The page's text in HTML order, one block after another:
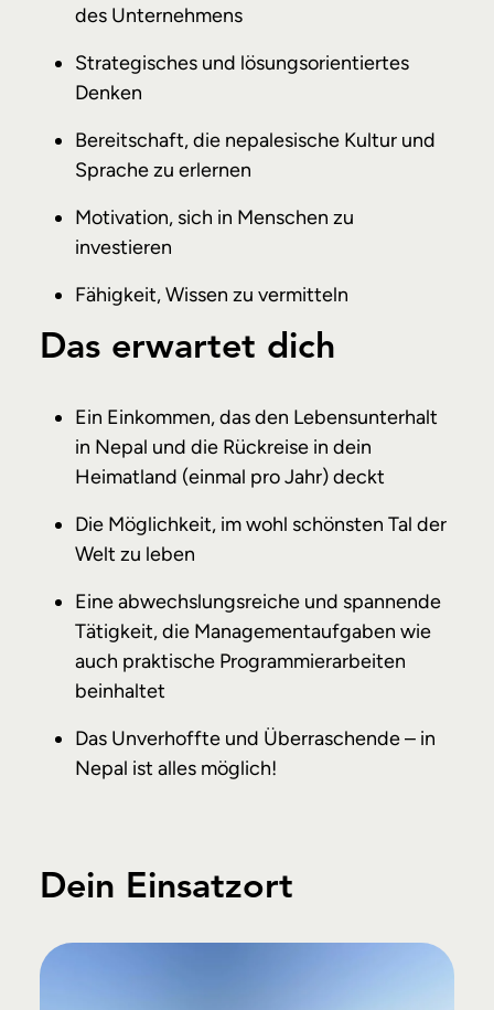
des Unternehmens
Strategisches und lösungsorientiertes
Denken
Bereitschaft, die nepalesische Kultur und
Sprache zu erlernen
Motivation, sich in Menschen zu
investieren
Fähigkeit, Wissen zu vermitteln
Das erwartet dich
Ein Einkommen, das den Lebensunterhalt
in Nepal und die Rückreise in dein
Heimatland (einmal pro Jahr) deckt
Die Möglichkeit, im wohl schönsten Tal der
Welt zu leben
Eine abwechslungsreiche und spannende
Tätigkeit, die Managementaufgaben wie
auch praktische Programmierarbeiten
beinhaltet
Das Unverhoffte und Überraschende – in
Nepal ist alles möglich!
Dein Einsatzort